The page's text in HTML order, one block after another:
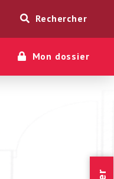
Rechercher
Mon dossier